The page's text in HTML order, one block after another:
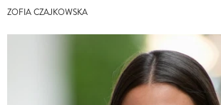
ZOFIA CZAJKOWSKA